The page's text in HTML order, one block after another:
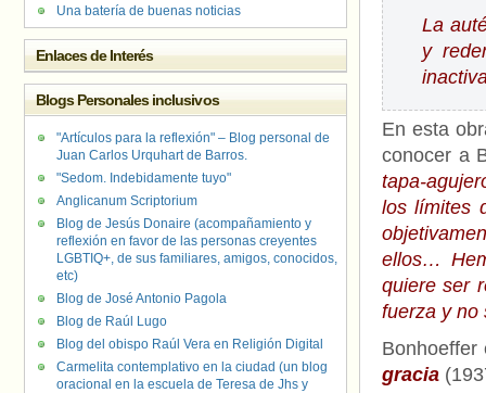
La
y
En esta
conocer a
tapa-
los límites
ellos…
quiere ser
fuerza y no
gracia
Una batería de buenas noticias
Enlaces de Interés
Blogs Personales inclusivos
"Artículos para la reflexión" – Blog personal de
Juan Carlos Urquhart de Barros.
"Sedom. Indebidamente tuyo"
Anglicanum Scriptorium
Blog de Jesús Donaire (acompañamiento y
reflexión en favor de las personas creyentes
LGBTIQ+, de sus familiares, amigos, conocidos,
etc)
Blog de José Antonio Pagola
Blog de Raúl Lugo
Blog del obispo Raúl Vera en Religión Digital
Carmelita contemplativo en la ciudad (un blog
oracional en la escuela de Teresa de Jhs y